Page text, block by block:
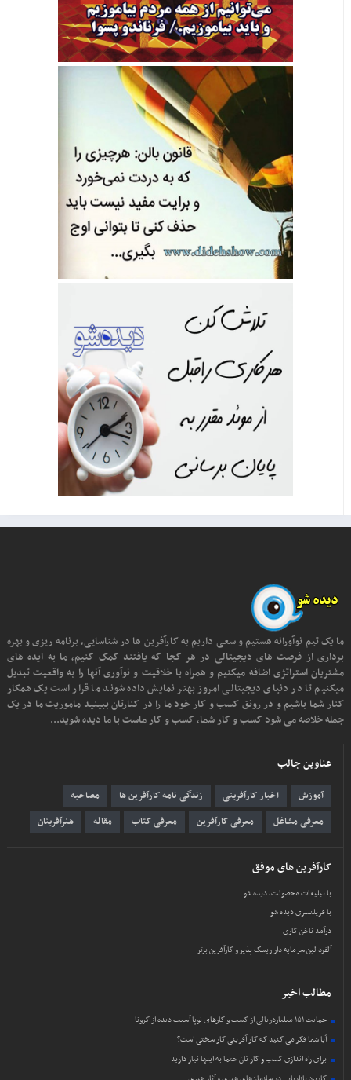
ما یک تیم نوآورانه هستیم و سعی داریم به کارآفرین ها در شناسایی، برنامه ریزی و بهره
برداری از فرصت های دیجیتالی در هر کجا که یافتند کمک کنیم، ما به ایده های
مشتریان استراتژی اضافه میکنیم و همراه با خلاقیت و نوآوری آنها را به واقعیت تبدیل
میکنیم تا در دنیای دیجیتالی امروز بهتر نمایش داده شوند ما قرار است یک همکار
کنار شما باشیم و در رونق کسب و کار خود ما را در کنارتان ببینید ماموریت ما در یک
جمله خلاصه می شود کسب و کار شما، کسب و کار ماست با ما دیده شوید...
عناوین جالب
آموزش اخبار کارآفرینی زندگی نامه کارآفرین ها
مصاحبه
معرفی مشاغل
معرفی کارآفرین معرفی کتاب مقاله هنرآفرینان
کارآفرین های موفق
با تبلیغات محصولت، دیده شو
با فریلنسری دیده شو
درآمد ناخن کاری
آلفرد لین سرمایه دار ریسک پذیر و کارآفرین برتر
مطالب اخیر
حمایت ۱۵۱ میلیاردریالی از کسب و کارهای نوپا آسیب دیده از کرونا
آیا شما فکر می کنید که کار آفرینی کار سختی است؟
برای راه اندازی کسب و کار تان حتما به اینها نیاز دارید